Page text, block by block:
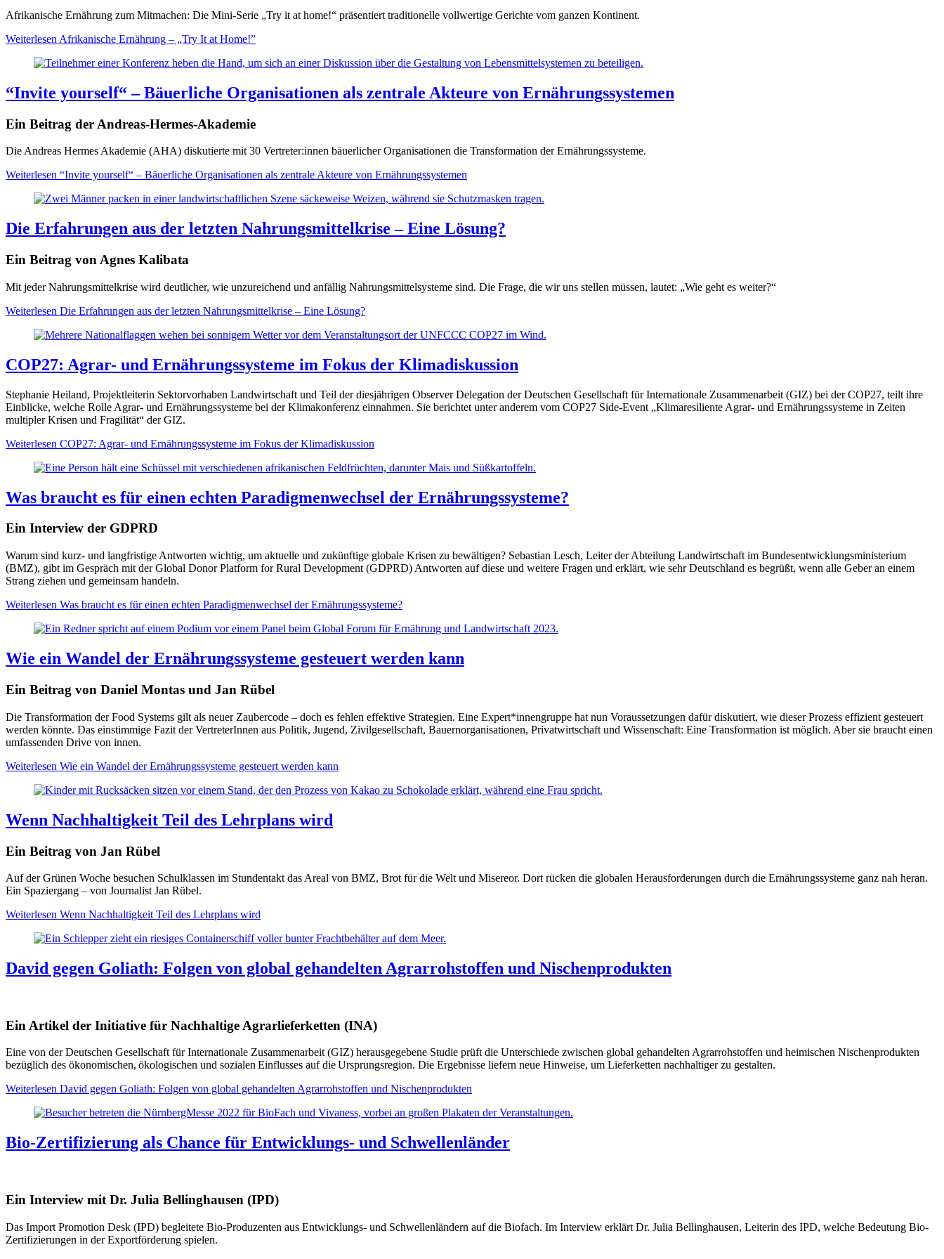
Afrikanische Ernährung zum Mitmachen: Die Mini-Serie „Try it at home!“ präsentiert traditionelle vollwertige Gerichte vom ganzen Kontinent.
Weiterlesen Afrikanische Ernährung – „Try It at Home!”
“Invite yourself“ – Bäuerliche Organisationen als zentrale Akteure von Ernährungssystemen
Ein Beitrag der Andreas-Hermes-Akademie
Die Andreas Hermes Akademie (AHA) diskutierte mit 30 Vertreter:innen bäuerlicher Organisationen die Transformation der Ernährungssysteme.
Weiterlesen “Invite yourself“ – Bäuerliche Organisationen als zentrale Akteure von Ernährungssystemen
Die Erfahrungen aus der letzten Nahrungsmittelkrise – Eine Lösung?
Ein Beitrag von Agnes Kalibata
Mit jeder Nahrungsmittelkrise wird deutlicher, wie unzureichend und anfällig Nahrungsmittelsysteme sind. Die Frage, die wir uns stellen müssen, lautet: „Wie geht es weiter?“
Weiterlesen Die Erfahrungen aus der letzten Nahrungsmittelkrise – Eine Lösung?
COP27: Agrar- und Ernährungssysteme im Fokus der Klimadiskussion
Stephanie Heiland, Projektleiterin Sektorvorhaben Landwirtschaft und Teil der diesjährigen Observer Delegation der Deutschen Gesellschaft für Internationale Zusammenarbeit (GIZ) bei der COP27, teilt ihre
Einblicke, welche Rolle Agrar- und Ernährungssysteme bei der Klimakonferenz einnahmen. Sie berichtet unter anderem vom COP27 Side-Event „Klimaresiliente Agrar- und Ernährungssysteme in Zeiten
multipler Krisen und Fragilität“ der GIZ.
Weiterlesen COP27: Agrar- und Ernährungssysteme im Fokus der Klimadiskussion
Was braucht es für einen echten Paradigmenwechsel der Ernährungssysteme?
Ein Interview der GDPRD
Warum sind kurz- und langfristige Antworten wichtig, um aktuelle und zukünftige globale Krisen zu bewältigen? Sebastian Lesch, Leiter der Abteilung Landwirtschaft im Bundesentwicklungsministerium
(BMZ), gibt im Gespräch mit der Global Donor Platform for Rural Development (GDPRD) Antworten auf diese und weitere Fragen und erklärt, wie sehr Deutschland es begrüßt, wenn alle Geber an einem
Strang ziehen und gemeinsam handeln.
Weiterlesen Was braucht es für einen echten Paradigmenwechsel der Ernährungssysteme?
Wie ein Wandel der Ernährungssysteme gesteuert werden kann
Ein Beitrag von Daniel Montas und Jan Rübel
Die Transformation der Food Systems gilt als neuer Zaubercode – doch es fehlen effektive Strategien. Eine Expert*innengruppe hat nun Voraussetzungen dafür diskutiert, wie dieser Prozess effizient gesteuert
werden könnte. Das einstimmige Fazit der VertreterInnen aus Politik, Jugend, Zivilgesellschaft, Bauernorganisationen, Privatwirtschaft und Wissenschaft: Eine Transformation ist möglich. Aber sie braucht einen
umfassenden Drive von innen.
Weiterlesen Wie ein Wandel der Ernährungssysteme gesteuert werden kann
Wenn Nachhaltigkeit Teil des Lehrplans wird
Ein Beitrag von Jan Rübel
Auf der Grünen Woche besuchen Schulklassen im Stundentakt das Areal von BMZ, Brot für die Welt und Misereor. Dort rücken die globalen Herausforderungen durch die Ernährungssysteme ganz nah heran.
Ein Spaziergang – von Journalist Jan Rübel.
Weiterlesen Wenn Nachhaltigkeit Teil des Lehrplans wird
David gegen Goliath: Folgen von global gehandelten Agrarrohstoffen und Nischenprodukten
Ein Artikel der Initiative für Nachhaltige Agrarlieferketten (INA)
Eine von der Deutschen Gesellschaft für Internationale Zusammenarbeit (GIZ) herausgegebene Studie prüft die Unterschiede zwischen global gehandelten Agrarrohstoffen und heimischen Nischenprodukten
bezüglich des ökonomischen, ökologischen und sozialen Einflusses auf die Ursprungsregion. Die Ergebnisse liefern neue Hinweise, um Lieferketten nachhaltiger zu gestalten.
Weiterlesen David gegen Goliath: Folgen von global gehandelten Agrarrohstoffen und Nischenprodukten
Bio-Zertifizierung als Chance für Entwicklungs- und Schwellenländer
Ein Interview mit Dr. Julia Bellinghausen (IPD)
Das Import Promotion Desk (IPD) begleitete Bio-Produzenten aus Entwicklungs- und Schwellenländern auf die Biofach. Im Interview erklärt Dr. Julia Bellinghausen, Leiterin des IPD, welche Bedeutung Bio-
Zertifizierungen in der Exportförderung spielen.